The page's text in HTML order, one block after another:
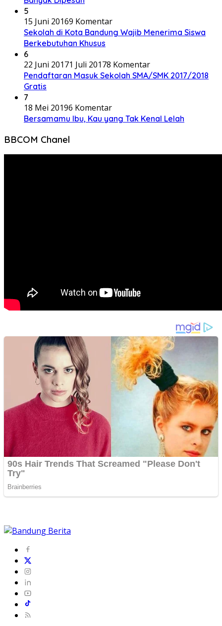
5
15 Juni 20169 Komentar
Sekolah di Kota Bandung Wajib Menerima Siswa
Berkebutuhan Khusus
6
22 Juni 20171 Juli 20178 Komentar
Pendaftaran Masuk Sekolah SMA/SMK 2017/2018
Gratis
7
18 Mei 20196 Komentar
Bersamamu Ibu, Kau yang Tak Kenal Lelah
BBCOM Chanel